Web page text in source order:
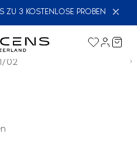
ZU 3 KOSTENLOSE PROBEN
02